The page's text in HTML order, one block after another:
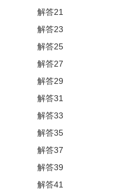
解答21
解答23
解答25
解答27
解答29
解答31
解答33
解答35
解答37
解答39
解答41